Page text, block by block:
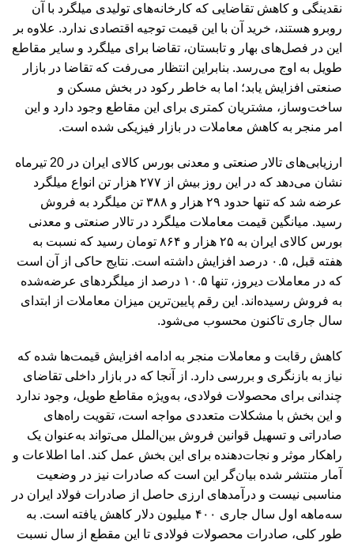
نقدینگی و کاهش تقاضایی که کارخانه‌های تولیدی میلگرد با آن
روبرو هستند، خرید آن با این قیمت توجیه اقتصادی ندارد. علاوه بر
این در فصل‌های بهار و تابستان، تقاضا برای میلگرد و سایر مقاطع
طویل به اوج می‌رسد. بنابراین انتظار می‌رفت که تقاضا در بازار
صنعتی افزایش یابد؛ اما به خاطر رکود در بخش مسکن و
ساخت‌وساز، مشتریان کمتری برای این مقاطع وجود دارد و این
امر منجر به کاهش معاملات در بازار فیزیکی شده است.
ارزیابی‌های تالار صنعتی و معدنی بورس کالای ایران در 20 تیرماه
نشان می‌دهد که در این روز بیش از ۲۷۷ هزار تن انواع میلگرد
عرضه شد که تنها حدود ۲۹ هزار و ۳۸۸ تن میلگرد به فروش
رسید. میانگین قیمت معاملات میلگرد در تالار صنعتی و معدنی
بورس کالای ایران به ۲۵ هزار و ۸۶۴ تومان رسید که نسبت به
هفته قبل، ۰.۵ درصد افزایش داشته است. نتایج حاکی از آن است
که در معاملات دیروز، تنها ۱۰.۵ درصد از میلگردهای عرضه‌شده
به فروش رسیده‌اند. این رقم پایین‌ترین میزان معاملات از ابتدای
سال جاری تاکنون محسوب می‌شود.
کاهش رقابت و معاملات منجر به ادامه افزایش قیمت‌ها شده که
نیاز به بازنگری و بررسی دارد. از آنجا که در بازار داخلی تقاضای
چندانی برای محصولات فولادی، به‌ویژه مقاطع طویل، وجود ندارد
و این بخش با مشکلات متعددی مواجه است، تقویت راه‌های
صادراتی و تسهیل قوانین فروش بین‌الملل می‌تواند به‌عنوان یک
راهکار موثر و نجات‌دهنده برای این بخش عمل کند. اما اطلاعات و
آمار منتشر شده بیان‌گر این است که صادرات نیز در وضعیت
مناسبی نیست و درآمدهای ارزی حاصل از صادرات فولاد ایران در
سه‌ماهه اول سال جاری ۴۰۰ میلیون دلار کاهش یافته است. به
طور کلی، صادرات محصولات فولادی تا این مقطع از سال نسبت